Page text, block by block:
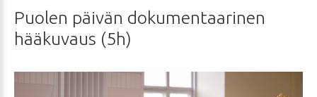
Puolen päivän dokumentaarinen
hääkuvaus (5h)